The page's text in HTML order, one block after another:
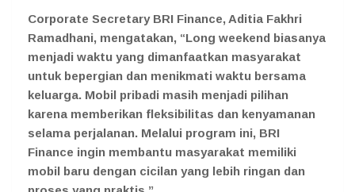
Corporate Secretary BRI Finance, Aditia Fakhri
Ramadhani, mengatakan, “Long weekend biasanya
menjadi waktu yang dimanfaatkan masyarakat
untuk bepergian dan menikmati waktu bersama
keluarga. Mobil pribadi masih menjadi pilihan
karena memberikan fleksibilitas dan kenyamanan
selama perjalanan. Melalui program ini, BRI
Finance ingin membantu masyarakat memiliki
mobil baru dengan cicilan yang lebih ringan dan